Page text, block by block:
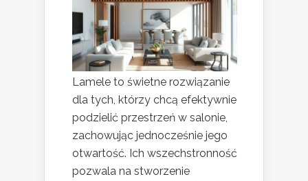
Lamele to świetne rozwiązanie
dla tych, którzy chcą efektywnie
podzielić przestrzeń w salonie,
zachowując jednocześnie jego
otwartość. Ich wszechstronność
pozwala na stworzenie